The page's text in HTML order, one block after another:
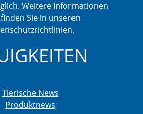
Weitere Informationen
Sie in unseren
Tierische News
Produktnews